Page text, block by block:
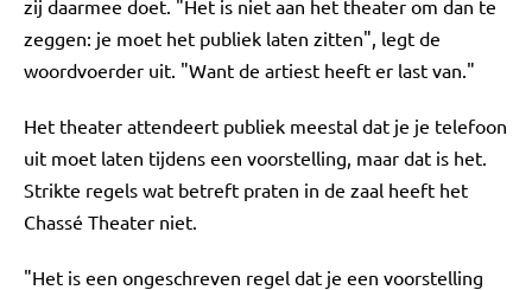
zij daarmee doet. "Het is niet aan het theater om dan te
zeggen: je moet het publiek laten zitten", legt de
woordvoerder uit. "Want de artiest heeft er last van."
Het theater attendeert publiek meestal dat je je telefoon
uit moet laten tijdens een voorstelling, maar dat is het.
Strikte regels wat betreft praten in de zaal heeft het
Chassé Theater niet.
"Het is een ongeschreven regel dat je een voorstelling